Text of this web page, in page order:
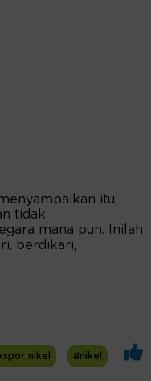
itu,
tidak
mana pun. Inilah
berdikari,
nikel #nikel